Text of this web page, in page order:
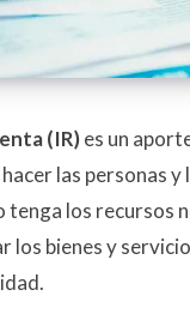
(IR)es un
las personas y
tenga los recursos
los bienes y